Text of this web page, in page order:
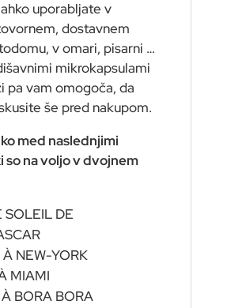
uporabljate v
dostavnem
v omari, pisarni …
mikrokapsulami
pa vam omogoča, da
še pred nakupom.
med naslednjimi
so na voljo v dvojnem
SOLEIL DE
À NEW-YORK
MIAMI
BORA BORA